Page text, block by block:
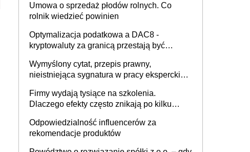
Umowa o sprzedaż płodów rolnych. Co
rolnik wiedzieć powinien
Optymalizacja podatkowa a DAC8 -
kryptowaluty za granicą przestają być
Wymyślony cytat, przepis prawny,
nieistniejąca sygnatura w pracy eksperckiej -
firmie
Firmy wydają tysiące na szkolenia.
Dlaczego efekty często znikają po kilku
Odpowiedzialność influencerów za
rekomendacje produktów